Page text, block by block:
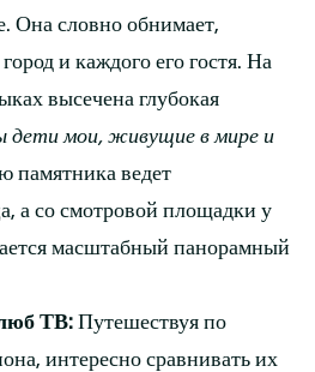
Она словно обнимает,
и каждого его гостя. На
высечена глубокая
дети мои, живущие в мире и
памятника ведет
а со смотровой площадки у
масштабный панорамный
ТВ: Путешествуя по
интересно сравнивать их